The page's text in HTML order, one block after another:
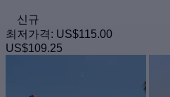
신규
최저가격: US$115.00
US$109.25